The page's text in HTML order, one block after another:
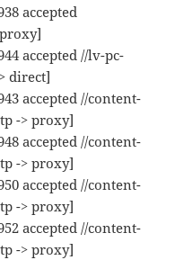
accepted
accepted //lv-pc-
direct]
accepted //content-
-> proxy]
accepted //content-
-> proxy]
accepted //content-
-> proxy]
accepted //content-
-> proxy]